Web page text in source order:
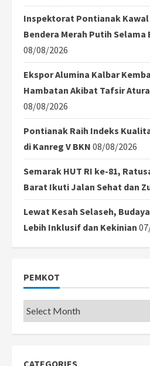
Inspektorat Pontianak Kawal
Bendera Merah Putih
08/08/2026
Ekspor Alumina Kalbar
Hambatan Akibat Tafsir
08/08/2026
Pontianak Raih Indeks
di Kanreg V BKN 08/08/2026
Semarak HUT RI ke-81,
Barat Ikuti Jalan Sehat dan
Lewat Kesah Selaseh,
Lebih Inklusif dan Kekinian
PEMKOT
Pemkot
CATEGORIES